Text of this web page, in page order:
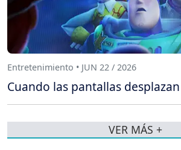
Entretenimiento • JUN 22 / 2026
Cuando las pantallas
VER MÁS +